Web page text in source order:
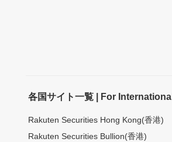
各国サイト一覧 | For International
Rakuten Securities Hong Kong(香港)
Rakuten Securities Bullion(香港)